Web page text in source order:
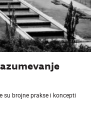
su brojne prakse i koncepti